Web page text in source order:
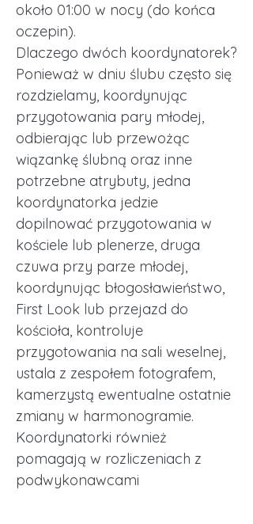
około 01:00 w nocy (do końca
oczepin).
Dlaczego dwóch koordynatorek?
Ponieważ w dniu ślubu często się
rozdzielamy, koordynując
przygotowania pary młodej,
odbierając lub przewożąc
wiązankę ślubną oraz inne
potrzebne atrybuty, jedna
koordynatorka jedzie
dopilnować przygotowania w
kościele lub plenerze, druga
czuwa przy parze młodej,
koordynując błogosławieństwo,
First Look lub przejazd do
kościoła, kontroluje
przygotowania na sali weselnej,
ustala z zespołem fotografem,
kamerzystą ewentualne ostatnie
zmiany w harmonogramie.
Koordynatorki również
pomagają w rozliczeniach z
podwykonawcami